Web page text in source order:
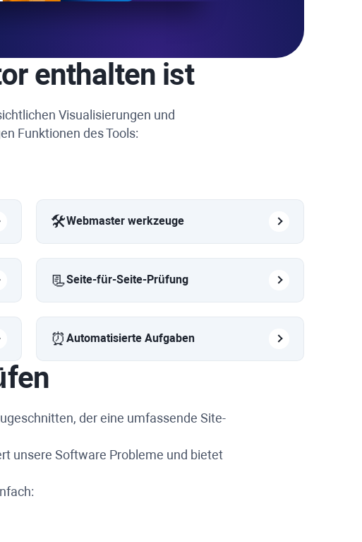
enthalten ist
Visualisierungen und
Funktionen des Tools:
🛠️Webmaster werkzeuge
📃Seite-für-Seite-Prüfung
⏰ Automatisierte Aufgaben
der eine umfassende Site-
unsere Software Probleme und bietet